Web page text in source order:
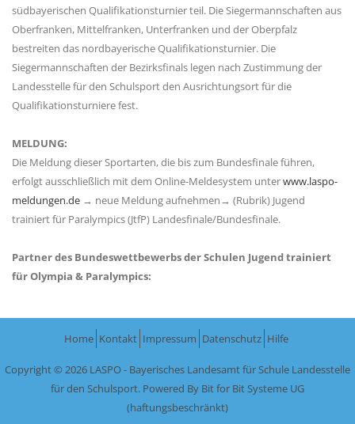
südbayerischen Qualifikationsturnier teil. Die Siegermannschaften aus
Oberfranken, Mittelfranken, Unterfranken und der Oberpfalz
bestreiten das nordbayerische Qualifikationsturnier. Die
Siegermannschaften der Bezirksfinals legen nach Zustimmung der
Landesstelle für den Schulsport den Ausrichtungsort für die
Qualifikationsturniere fest.
MELDUNG:
Die Meldung dieser Sportarten, die bis zum Bundesfinale führen,
erfolgt ausschließlich mit dem Online-Meldesystem unterwww.laspo-
meldungen.de → neue Meldung aufnehmen→ (Rubrik) Jugend
trainiert für Paralympics (JtfP) Landesfinale/Bundesfinale.
Partner des Bundeswettbewerbs der Schulen Jugend trainiert
für Olympia & Paralympics:
Home Kontakt Impressum Datenschutz Hilfe
Copyright © 2026 LASPO - Bayerisches Landesamt für Schule Landesstelle
für den Schulsport. Powered By Bit for Bit Systeme UG
(haftungsbeschränkt)